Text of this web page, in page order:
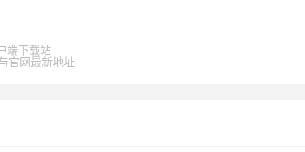
端下载站
官网最新地址